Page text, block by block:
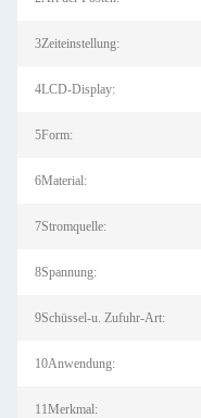
3Zeiteinstellung:
4LCD-Display:
5Form:
6Material:
7Stromquelle:
8Spannung:
9Schüssel-u. Zufuhr-Art:
10Anwendung:
11Merkmal: